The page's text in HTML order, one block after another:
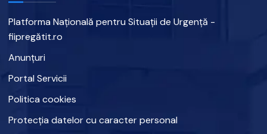
Platforma Națională pentru Situații de Urgență -
fiipregătit.ro
Anunțuri
Portal Servicii
Politica cookies
Protecția datelor cu caracter personal